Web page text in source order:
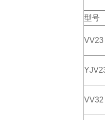
型号
VV23
VV32